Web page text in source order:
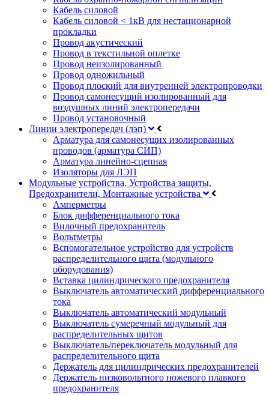
Кабель силовой
Кабель силовой < 1кВ для нестационарной
прокладки
Провод акустический
Провод в текстильной оплетке
Провод неизолированный
Провод одножильный
Провод плоский для внутренней электропроводки
Провод самонесущий изолированный для
воздушных линий электропередачи
Провод установочный
Линии электропередач (лэп)
Арматура для самонесущих изолированных
проводов (арматура СИП)
Арматура линейно-сцепная
Изоляторы для ЛЭП
Модульные устройства, Устройства защиты,
Предохранители, Монтажные устройства
Амперметры
Блок дифференциального тока
Вилочный предохранитель
Вольтметры
Вспомогательное устройство для устройств
распределительного щита (модульного
оборудования)
Вставка цилиндрического предохранителя
Выключатель автоматический дифференциального
тока
Выключатель автоматический модульный
Выключатель сумеречный модульный для
распределительных щитов
Выключатель/переключатель модульный для
распределительного щита
Держатель для цилиндрических предохранителей
Держатель низковольтного ножевого плавкого
предохранителя